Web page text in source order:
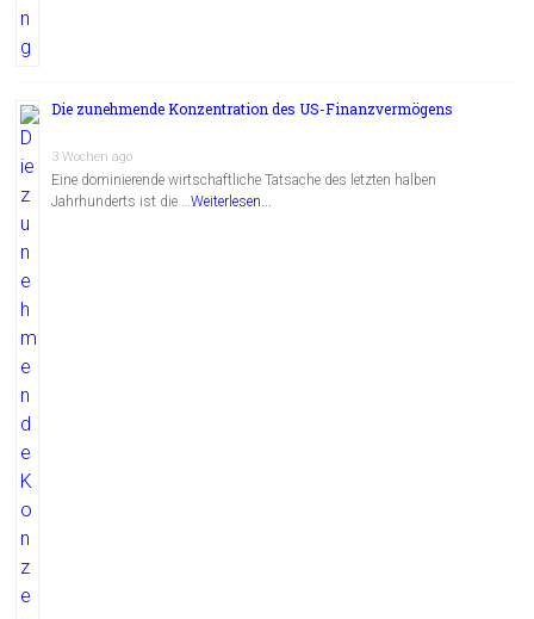
Die zunehmende Konzentration des US-Finanzvermögens
3 Wochen ago
Eine dominierende wirtschaftliche Tatsache des letzten halben
Jahrhunderts ist die …Weiterlesen...